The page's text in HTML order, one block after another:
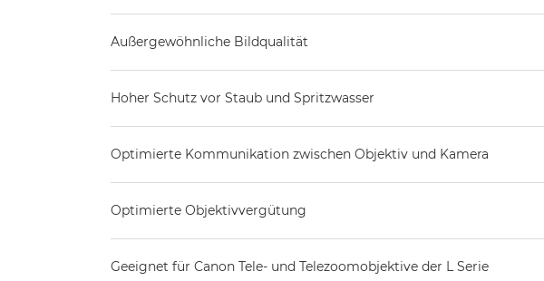
Außergewöhnliche Bildqualität
Hoher Schutz vor Staub und Spritzwasser
Optimierte Kommunikation zwischen Objektiv und Kamera
Optimierte Objektivvergütung
Geeignet für Canon Tele- und Telezoomobjektive der L Serie